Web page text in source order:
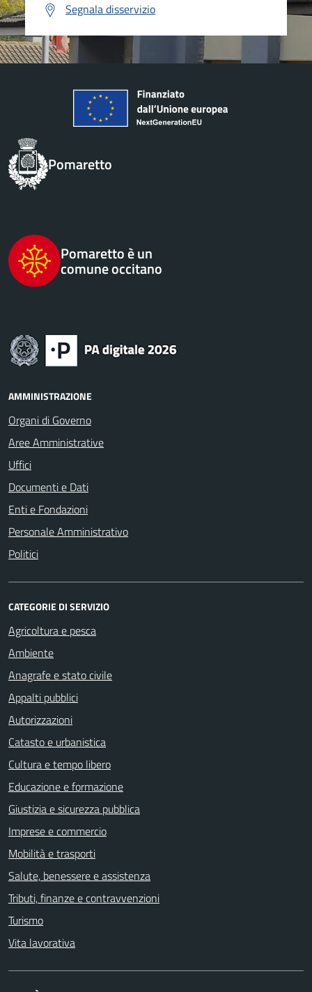
Segnala disservizio
Pomaretto
Pomaretto è un
comune occitano
AMMINISTRAZIONE
Organi di Governo
Aree Amministrative
Uffici
Documenti e Dati
Enti e Fondazioni
Personale Amministrativo
Politici
CATEGORIE DI SERVIZIO
Agricoltura e pesca
Ambiente
Anagrafe e stato civile
Appalti pubblici
Autorizzazioni
Catasto e urbanistica
Cultura e tempo libero
Educazione e formazione
Giustizia e sicurezza pubblica
Imprese e commercio
Mobilità e trasporti
Salute, benessere e assistenza
Tributi, finanze e contravvenzioni
Turismo
Vita lavorativa